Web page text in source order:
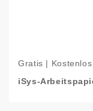
Gratis | Kostenlos
iSys-